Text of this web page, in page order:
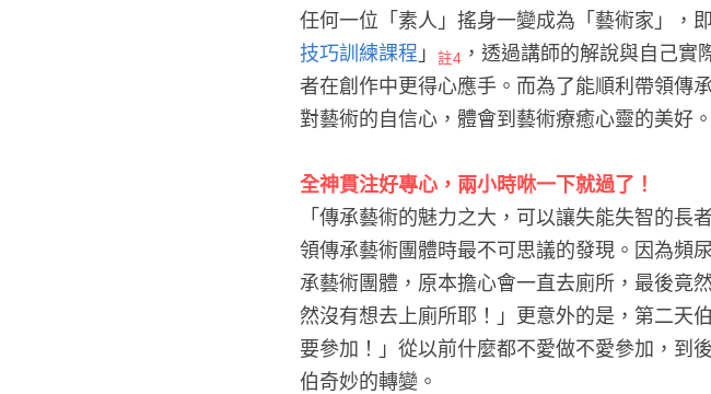
任何一位「素人」搖身一變成為「藝術家」，
技巧訓練課程 」 註4 ，透過講師的解說與自己
者在創作中更得心應手。而為了能順利帶領傳
對藝術的自信心，體會到藝術療癒心靈的美好。
全神貫注好專心，兩小時咻一下就過了！
「傳承藝術的魅力之大，可以讓失能失智的
領傳承藝術團體時最不可思議的發現。因為頻
承藝術團體，原本擔心會一直去廁所，最後竟
然沒有想去上廁所耶！」更意外的是，第二天
要參加！」從以前什麼都不愛做不愛參加，到
伯奇妙的轉變。